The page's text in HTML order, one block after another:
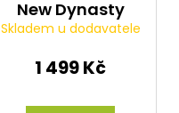
New Dynasty
Skladem u dodavatele
1 499 Kč